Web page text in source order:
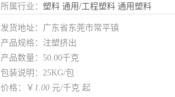
所属行业： 塑料 通用/工程塑料 通用塑料
发货地址：广东省东莞市常平镇
产品规格：注塑挤出
产品数量：50.00千克
包装说明：25KG/包
价格：￥ 1.00 元/千克 起